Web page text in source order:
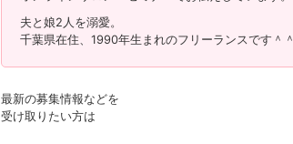
夫と娘2人を溺愛。
千葉県在住、1990年生まれのフリーランスです＾＾
最新の募集情報などを
受け取りたい方は